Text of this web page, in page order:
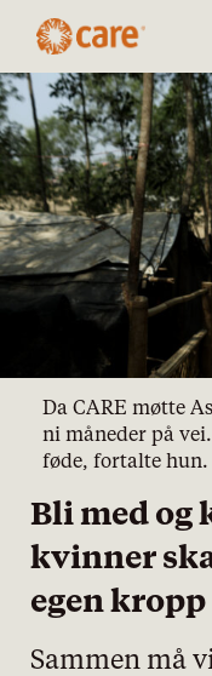
Da CARE møtte
ni måneder på
føde, fortalte hun.
Bli med og
kvinner
egen kropp
Sammen må